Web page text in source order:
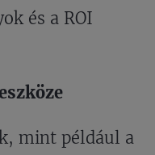
és a ROI
mint például a